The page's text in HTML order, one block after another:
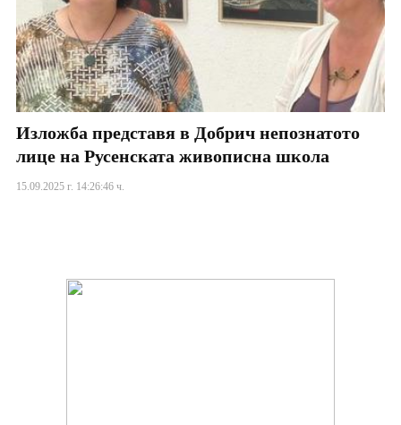
Изложба представя в Добрич непознатото
лице на Русенската живописна школа
15.09.2025 г. 14:26:46 ч.